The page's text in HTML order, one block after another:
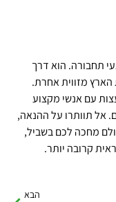
תחבורה. הוא דרך
מזווית אחרת.
עם אנשי מקצוע
אל תוותרו על ההנאה,
מחכה לכם בשביל,
קרובה יותר.
הבא